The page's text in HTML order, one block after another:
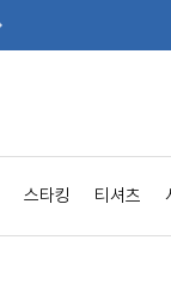
스타킹 티셔츠